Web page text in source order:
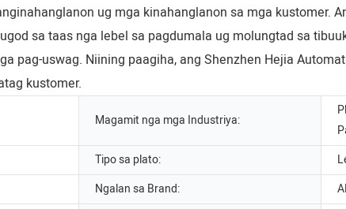
ug mga kinahanglanon sa mga kustomer.
sa taas nga lebel sa pagdumala ug molungtad sa
pag-uswag. Niining paagiha, ang Shenzhen Hejia
kustomer.
Magamit nga mga Industriya:
Tipo sa plato:
Ngalan sa Brand: